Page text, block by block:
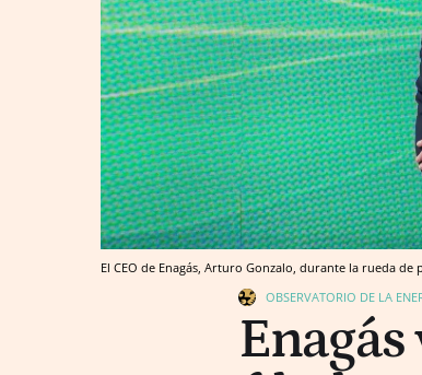
El CEO de Enagás, Arturo Gonzalo, durante la rueda
OBSERVATORIO DE LA